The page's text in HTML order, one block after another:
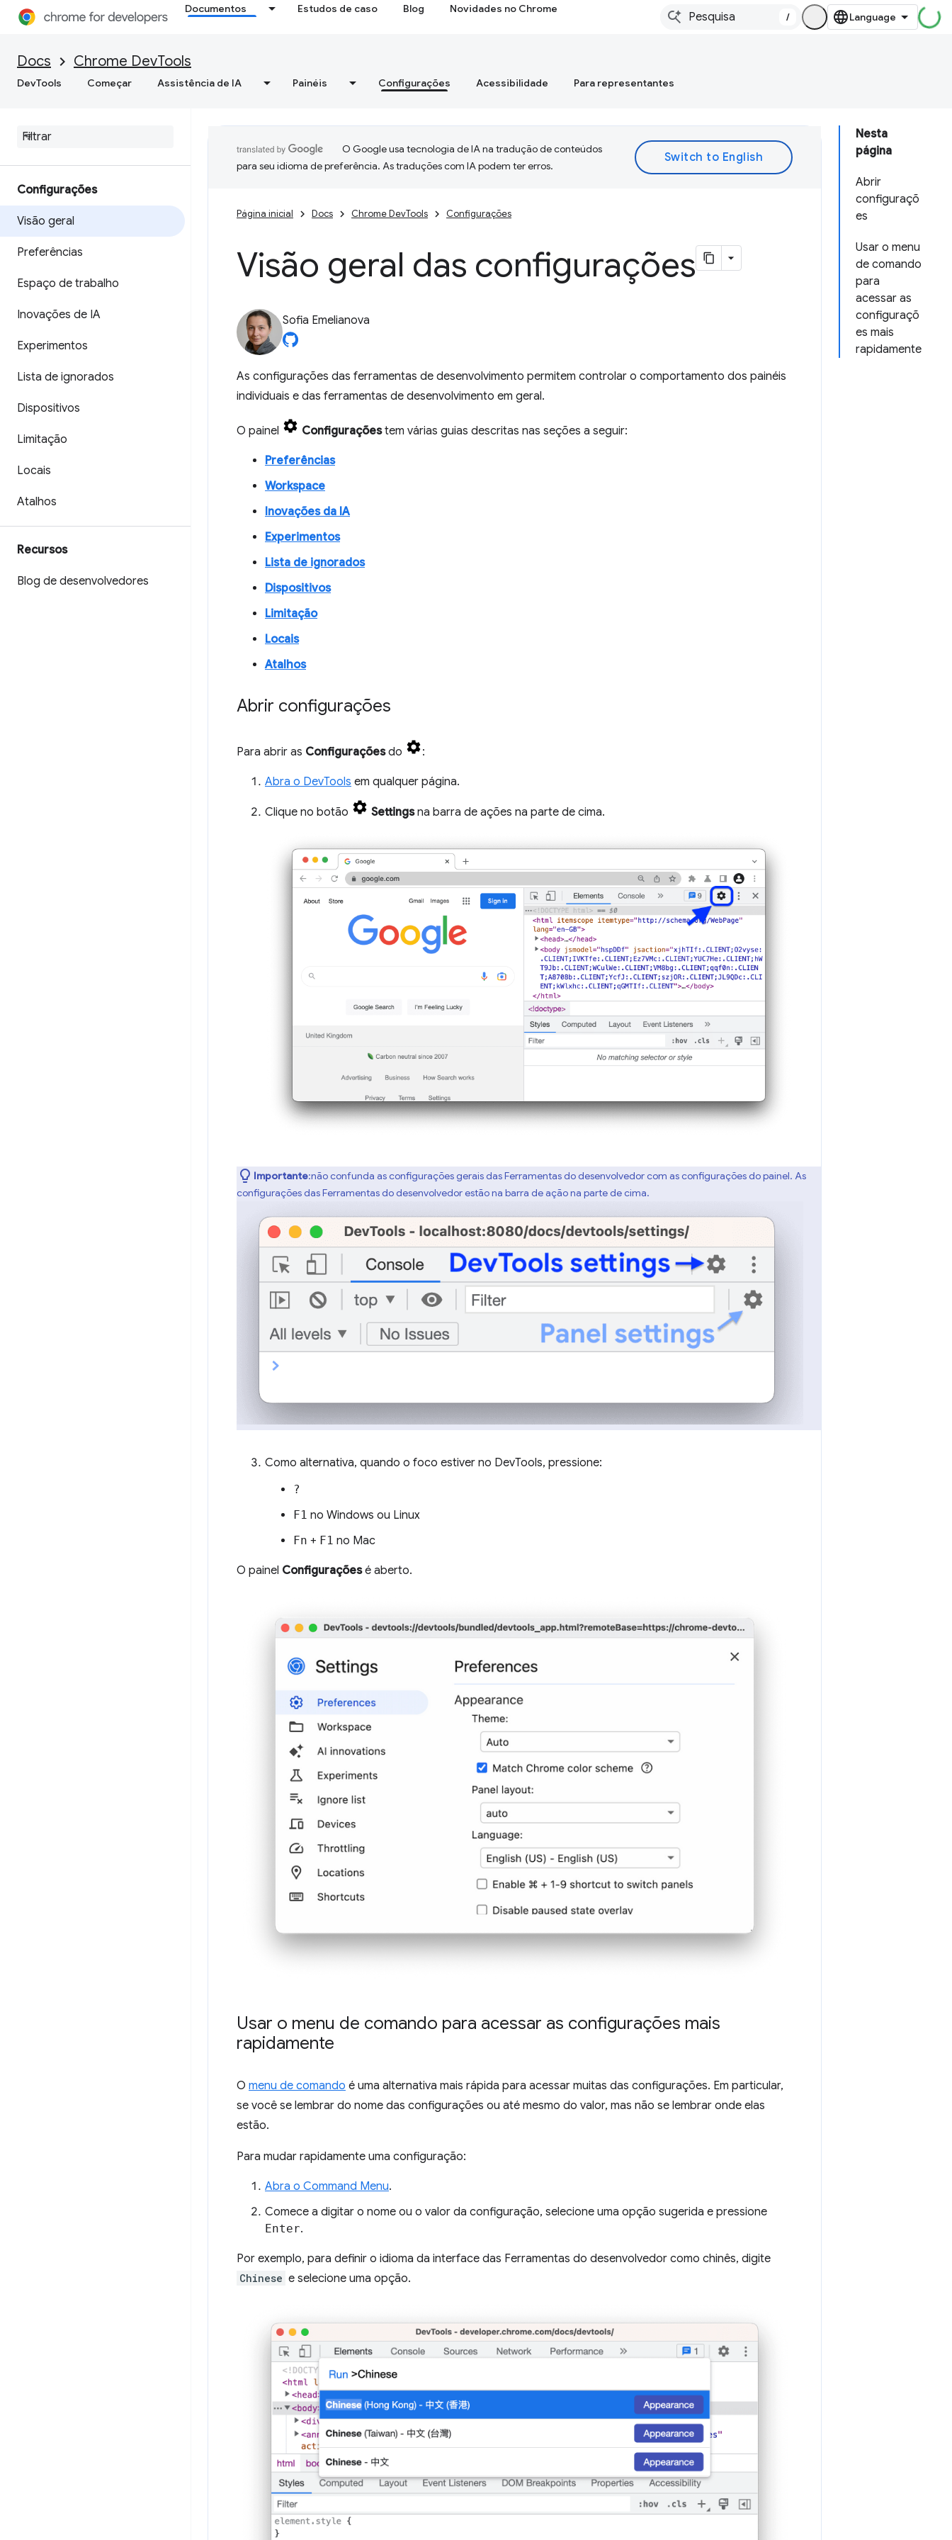
Documentos Estudos de caso Blog Novidades no Chrome
/
Docs Chrome DevTools
DevTools Começar Assistência de IA Painéis Configurações Acessibilidade Para representantes
Configurações
Visão geral
Preferências
Espaço de trabalho
Inovações de IA
Experimentos
Lista de ignorados
Dispositivos
Limitação
Locais
Atalhos
Recursos
Blog de desenvolvedores
Nesta
página
Abrir
configuraçõ
es
Usar o menu
de comando
para
acessar as
configuraçõ
es mais
rapidamente
O Google usa tecnologia de IA na tradução de conteúdos
para seu idioma de preferência. As traduções com IA podem ter erros.
Página inicial Docs Chrome DevTools Configurações
Visão geral das configurações
Sofia Emelianova
As configurações das ferramentas de desenvolvimento permitem controlar o comportamento dos painéis
individuais e das ferramentas de desenvolvimento em geral.
O painel Configuraçõestem várias guias descritas nas seções a seguir:
Preferências
Workspace
Inovações da IA
Experimentos
Lista de ignorados
Dispositivos
Limitação
Locais
Atalhos
Abrir configurações
Para abrir as Configuraçõesdo :
Abra o DevTools em qualquer página.
Clique no botão Settingsna barra de ações na parte de cima.
Importante:não confunda as configurações gerais das Ferramentas do desenvolvedor com as configurações do painel. As
configurações das Ferramentas do desenvolvedor estão na barra de ação na parte de cima.
Como alternativa, quando o foco estiver no DevTools, pressione:
?
F1 no Windows ou Linux
Fn + F1 no Mac
O painel Configuraçõesé aberto.
Usar o menu de comando para acessar as configurações mais
rapidamente
O menu de comando é uma alternativa mais rápida para acessar muitas das configurações. Em particular,
se você se lembrar do nome das configurações ou até mesmo do valor, mas não se lembrar onde elas
estão.
Para mudar rapidamente uma configuração:
Abra o Command Menu.
Comece a digitar o nome ou o valor da configuração, selecione uma opção sugerida e pressione
Enter.
Por exemplo, para definir o idioma da interface das Ferramentas do desenvolvedor como chinês, digite
Chinese e selecione uma opção.